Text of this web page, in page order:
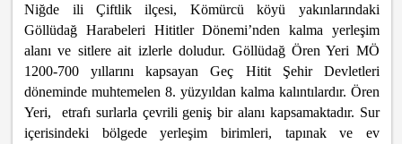
Niğde ili Çiftlik ilçesi, Kömürcü köyü yakınlarındaki
Göllüdağ Harabeleri Hititler Dönemi’nden kalma yerleşim
alanı ve sitlere ait izlerle doludur. Göllüdağ Ören Yeri MÖ
1200-700 yıllarını kapsayan Geç Hitit Şehir Devletleri
döneminde muhtemelen 8. yüzyıldan kalma kalıntılardır. Ören
Yeri, etrafı surlarla çevrili geniş bir alanı kapsamaktadır. Sur
içerisindeki bölgede yerleşim birimleri, tapınak ve ev